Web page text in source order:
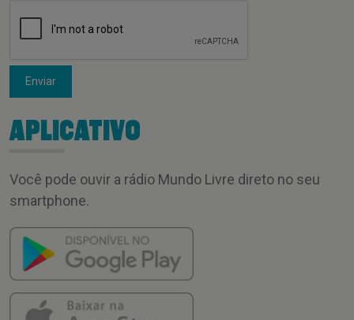
Enviar
APLICATIVO
Você pode ouvir a rádio Mundo Livre direto no seu
smartphone.